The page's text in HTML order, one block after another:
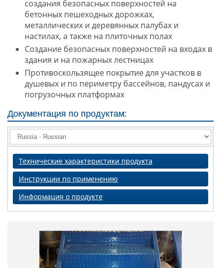
создания безопасных поверхностей на
бетонных пешеходных дорожках,
металлических и деревянных палубах и
настилах, а также на плиточных полах
Создание безопасных поверхностей на входах в
здания и на пожарных лестницах
Противоскользящее покрытие для участков в
душевых и по периметру бассейнов, пандусах и
погрузочных платформах
Документация по продуктам:
Технические характеристики продукта
Инструкции по применению
Информация о продукте